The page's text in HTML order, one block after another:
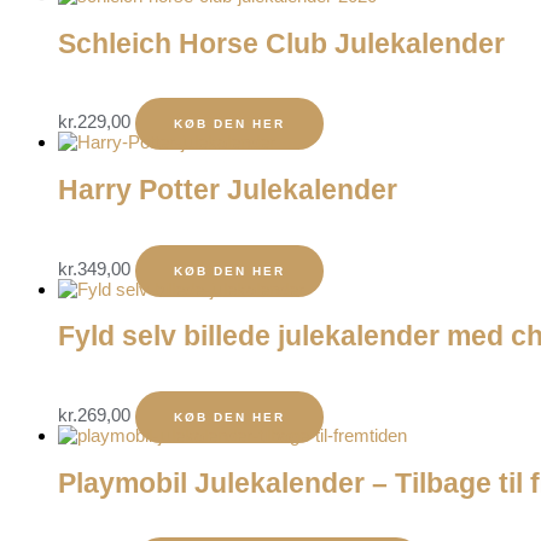
Schleich Horse Club Julekalender
kr.229,00 KØB DEN HER
Harry Potter Julekalender
kr.349,00 KØB DEN HER
Fyld selv billede julekalender med
kr.269,00 KØB DEN HER
Playmobil Julekalender – Tilbage til